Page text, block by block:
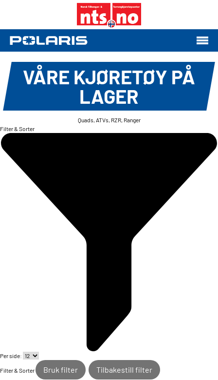
VÅRE KJØRETØY PÅ
LAGER
Quads, ATVs, RZR, Ranger
Filter & Sorter
Per side:
Filter & Sorter Bruk filter Tilbakestill filter